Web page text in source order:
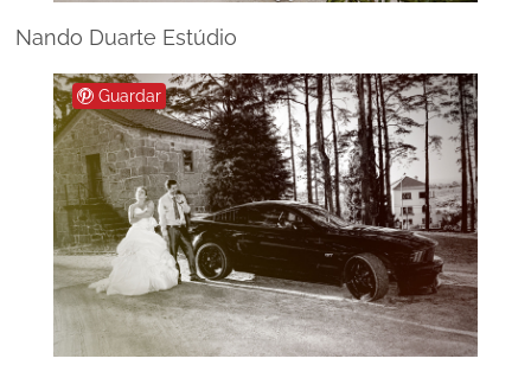
Nando Duarte Estúdio
Guardar